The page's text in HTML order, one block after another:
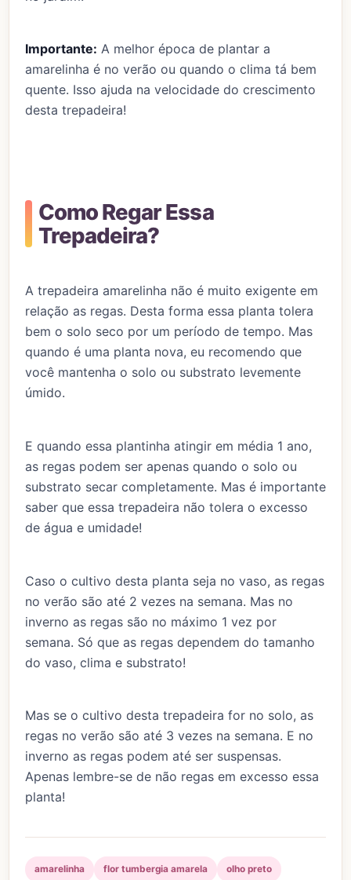
Importante: A melhor época de plantar a
amarelinha é no verão ou quando o clima tá bem
quente. Isso ajuda na velocidade do crescimento
desta trepadeira!
Como Regar Essa
Trepadeira?
A trepadeira amarelinha não é muito exigente em
relação as regas. Desta forma essa planta tolera
bem o solo seco por um período de tempo. Mas
quando é uma planta nova, eu recomendo que
você mantenha o solo ou substrato levemente
úmido.
E quando essa plantinha atingir em média 1 ano,
as regas podem ser apenas quando o solo ou
substrato secar completamente. Mas é importante
saber que essa trepadeira não tolera o excesso
de água e umidade!
Caso o cultivo desta planta seja no vaso, as regas
no verão são até 2 vezes na semana. Mas no
inverno as regas são no máximo 1 vez por
semana. Só que as regas dependem do tamanho
do vaso, clima e substrato!
Mas se o cultivo desta trepadeira for no solo, as
regas no verão são até 3 vezes na semana. E no
inverno as regas podem até ser suspensas.
Apenas lembre-se de não regas em excesso essa
planta!
amarelinha flor tumbergia amarela olho preto